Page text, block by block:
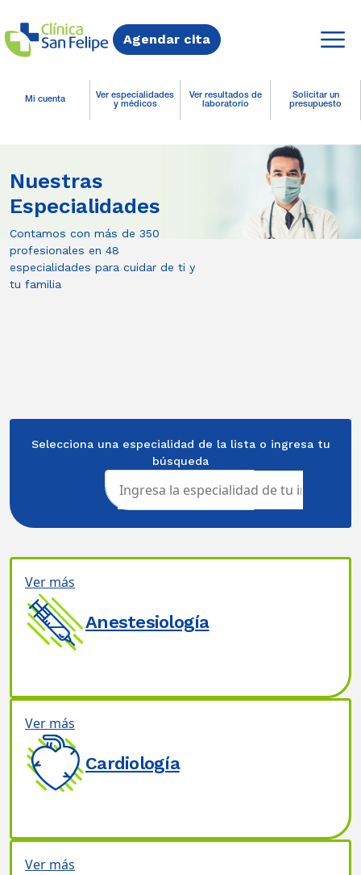
Agendar cita
Mi cuenta
Ver especialidades
y médicos
Ver resultados de
laboratorio
Solicitar un
presupuesto
Nuestras
Especialidades
Contamos con más de 350
profesionales en 48
especialidades para cuidar de ti y
tu familia
Selecciona una especialidad de la lista o ingresa tu
búsqueda
Ver más
Anestesiología
Ver más
Cardiología
Ver más